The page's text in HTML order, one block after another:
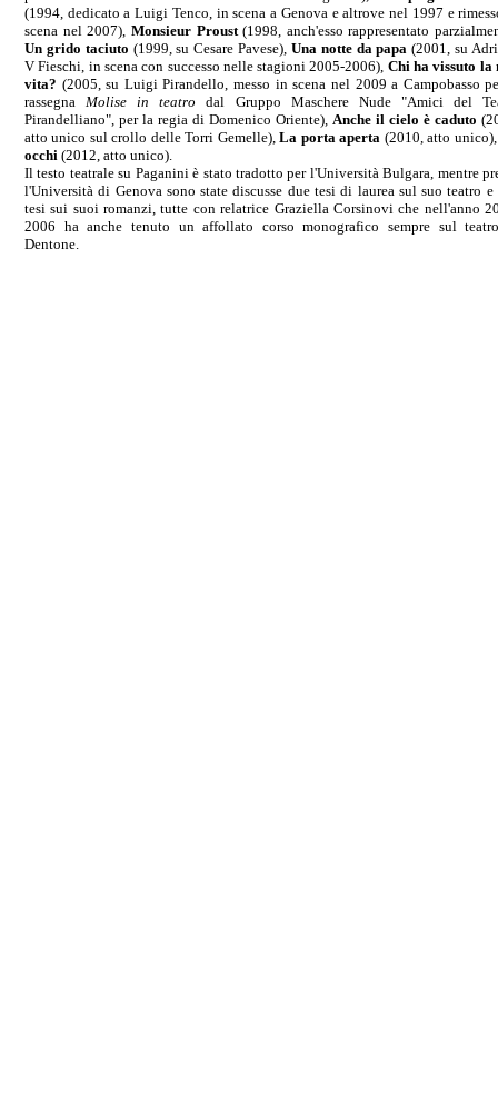
(1994, dedicato a Luigi Tenco, in scena a Genova e altrove nel 1997 e
scena nel 2007), Monsieur Proust(1998, anch'esso rappresentato
Un grido taciuto (1999, su Cesare Pavese), Una notte da papa (2001, su
V Fieschi, in scena con successo nelle stagioni 2005-2006), Chi ha vissuto la
vita? (2005, su Luigi Pirandello, messo in scena nel 2009 a Campobasso
rassegnaMolise in teatro dal Gruppo Maschere Nude "Amici del
Pirandelliano", per la regia di Domenico Oriente), Anche il cielo è caduto
atto unico sul crollo delle Torri Gemelle),La porta aperta (2010, atto
occhi (2012, atto unico).
Il testo teatrale su Paganini è stato tradotto per l'Università Bulgara, mentre
l'Università di Genova sono state discusse due tesi di laurea sul suo teatro e
tesi sui suoi romanzi, tutte con relatrice Graziella Corsinovi che nell'anno
2006 ha anche tenuto un affollato corso monografico sempre sul
Dentone.